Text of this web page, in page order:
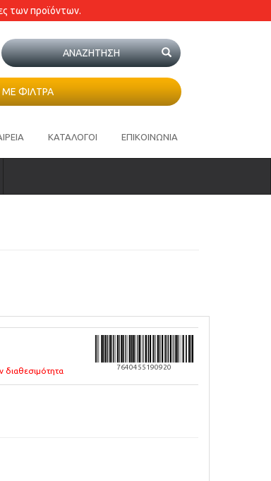
των προϊόντων.
ΦΙΛΤΡΑ
ΚΑΤΑΛΟΓΟΙ ΕΠΙΚΟΙΝΩΝΙΑ
διαθεσιμότητα 7640455190920